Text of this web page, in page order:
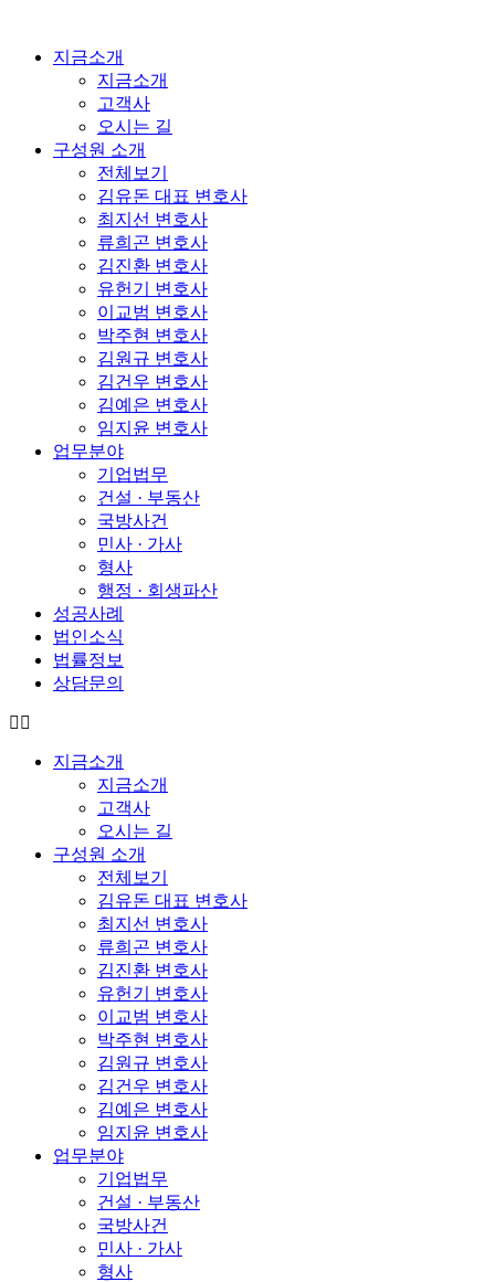
지금소개
지금소개
고객사
오시는 길
구성원 소개
전체보기
김유돈 대표 변호사
최지선 변호사
류희곤 변호사
김진환 변호사
유헌기 변호사
이교범 변호사
박주현 변호사
김원규 변호사
김건우 변호사
김예은 변호사
임지윤 변호사
업무분야
기업법무
건설 · 부동산
국방사건
민사 · 가사
형사
행정 · 회생파산
성공사례
법인소식
법률정보
상담문의
지금소개
지금소개
고객사
오시는 길
구성원 소개
전체보기
김유돈 대표 변호사
최지선 변호사
류희곤 변호사
김진환 변호사
유헌기 변호사
이교범 변호사
박주현 변호사
김원규 변호사
김건우 변호사
김예은 변호사
임지윤 변호사
업무분야
기업법무
건설 · 부동산
국방사건
민사 · 가사
형사